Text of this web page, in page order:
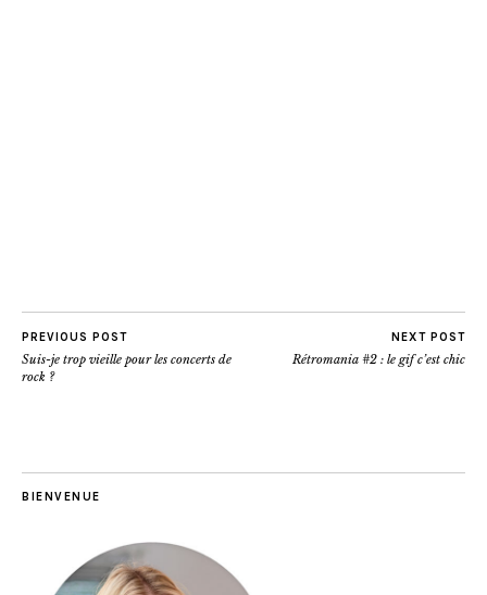
PREVIOUS POST
Suis-je trop vieille pour les concerts de
rock ?
NEXT POST
Rétromania #2 : le gif c’est chic
BIENVENUE